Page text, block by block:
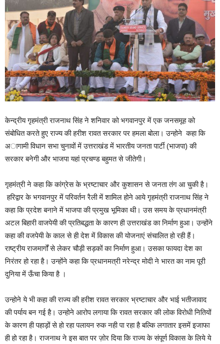
केन्द्रीय गृहमंत्री राजनाथ सिंह ने शनिवार को भगवानपुर में एक जनसमूह को
संबोधित करते हुए राज्य की हरीश रावत सरकार पर हमला बोला। उन्होने कहा कि
अागामी विधान सभा चुनावों में उत्तराखंड में भारतीय जनता पार्टी (भाजपा) की
सरकार बनेगी और भाजपा यहां प्रचण्ड बहुमत से जीतेगी।
गृहमंत्री ने कहा कि कांग्रेस के भ्रष्टाचार और कुशासन से जनता तंग आ चुकी है।
हरिद्वार के भगवानपुर में परिवर्तन रैली में शामिल होने आये गृहमंत्री राजनाथ सिंह ने
कहा कि प्रदेश बनाने में भाजपा की प्रमुख भूमिका थी। उस समय के प्रधानमंत्री
अटल बिहारी वाजपेयी की प्रतिबद्धता के कारण ही उत्तराखंड का निर्माण हुआ। उन्होंने
कहा की वजपेयी के काल से ही देश में विकास की योजनाएं संचालित हो रही हैं।
राष्ट्रीय राजमार्गों से लेकर चौड़ी सड़कों का निर्माण हुआ। उसका फायदा देश का
निरंतर हो रहा है। उन्होंने कहा कि प्रधानमत्री नरेन्द्र मोदी ने भारत का नाम पूरी
दुनिया में ऊँचा किया है ।
उन्होने ये भी कहा की राज्य की हरीश रावत सरकार भ्रष्टाचार और भाई भतीजावाद
की पर्याय बन गई है। उन्होने आरोप लगाया कि रावत सरकार की लोक विरोधी नितियों
के कारण ही पहाड़ों से हो रहा पलायन रुक नही पा रहा है बल्कि लगातार इसमें इजाफा
ही हो रहा है। राजनाथ ने इस बात पर ज़ोर दिया कि राज्य के संपूर्ण विकास के लिये ये